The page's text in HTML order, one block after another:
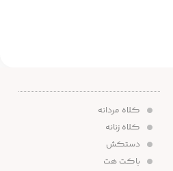
کلاه مردانه
کلاه زنانه
دستکش
باکت هت